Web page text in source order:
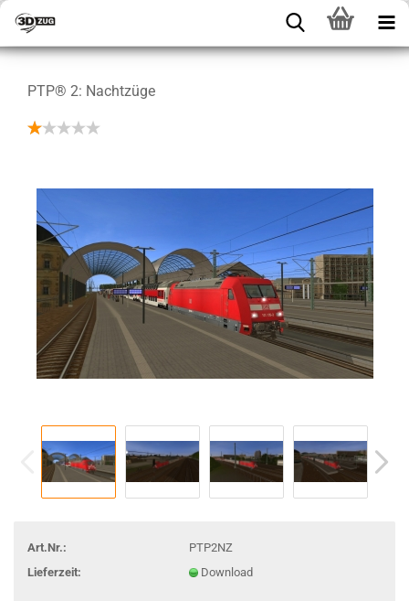
PTP® 2: Nachtzüge
Art.Nr.:
PTP2NZ
Lieferzeit:
Download